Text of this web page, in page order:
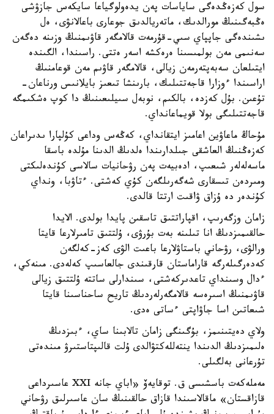
سول كەزەڭدەگى ساياسات پەن يدەولوگياعا سايكەس جازۋشى
ەڭبەگىنىڭ مورالدىك، ماتەريالدىق جوعارى باعالانۋى، ەل
ىشىندەگى جاپپاي سىي-قۇرمەت قالامگەر قاۋىمنىڭ وزىنە دەگەن
سەنىمى مەن بولمىسىنا ەرەكشە اسەر ەتتى. راسىندا، الگىندە
ايتىلعان سەبەپتەرمەن زيالى، قالامگەر قاۋىم مەن قوعامنىڭ
اراسىندا ءوزارا قاجەتتىلىك، بارىنشا تىعىز بايلانىس ورناعان-
تۇعىن. بۇل كەزدە، بالكىم، نوبەل سىيلىعىنىڭ دا كوپ ەشكىمگە
قاجەتتىلىگى بولا قويماعانداي.
مۇحاڭ ماعاۋين اعامىز ايتقانداي، كەڭەس وداعى كۇلپارا ىدىراعان
كەزەڭنىڭ العاشقى جىلدارىندا ەلدىڭ الدىنا مۇلدە باسقا
ماسەلەلەر شىعىپ، ادەبيەت پەن رۋحانيات سالاسى كۇندەلىكتى
ومىردەن تىسقارى شەگەرىلگەن كۇي كەشتى. ءتاۋبا، ونداي
كۇندەر دە ۇزاق ۋاقىت ارتتا قالدى.
زامان وزگەرىپ، اقپاراتتىق تاسقىن پايدا بولدى. الايدا
حالقىمىزدىڭ انا تىلىنە بەت بۇرۋى، ۇلتتىق تامىرلارعا قايتا
ورالۋى، رۋحاني باستاۋلارعا باعىت الۋى كەز-كەلگەن
كەدەرگىلەرگە قاراماستان قارقىندى جالعاسىپ كەلەدى. مىنەكي،
ءدال وسىنداي تاعدىركەشتى، سىندارلى ساتتە ۇلتتىق زيالى
قاۋىمنىڭ اسىرەسە قالامگەرلەردىڭ تاريح ساحناسىنا قايتا
شىعاتىن اسا جاۋاپتى ءساتى ەدى.
ولاي دەيتىنىمز، بۇگىنگى زامان تالابىنا ساي، ءبىزدىڭ
ەلىمىزدىڭ الدىندا ينتەللەكتۋالدى ۇلت قالىپتاستىرۋ مىندەتى
تۇرعانى بەلگىلى.
مەملەكەت باسشىسى ق. توقايەۆ «اباي جانە XXI عاسىرداعى
قازاقستان» ماقالاسىندا قازاق حالقىنىڭ سان عاسىرلىق رۋحاني